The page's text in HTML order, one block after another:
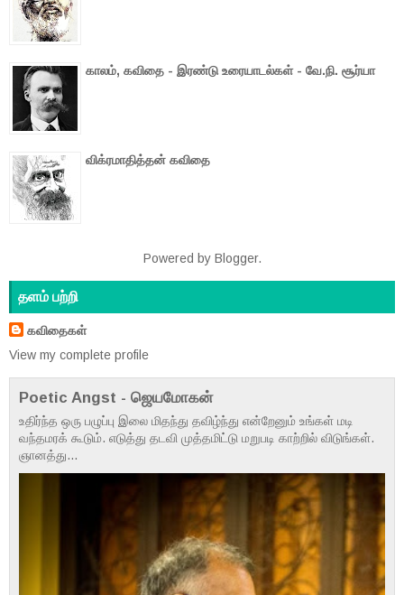
காலம், கவிதை - இரண்டு உரையாடல்கள் - வே.நி. சூர்யா
விக்ரமாதித்தன் கவிதை
Powered by Blogger.
தளம் பற்றி
கவிதைகள்
View my complete profile
Poetic Angst - ஜெயமோகன்
உதிர்ந்த ஒரு பழுப்பு இலை மிதந்து தவிழ்ந்து என்றேனும் உங்கள் மடி
வந்தமரக் கூடும். எடுத்து தடவி முத்தமிட்டு மறுபடி காற்றில் விடுங்கள்.
ஞானத்து...